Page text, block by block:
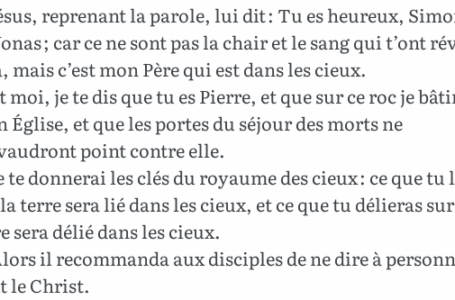
reprenant la parole, lui dit : Tu es heureux,
; car ce ne sont pas la chair et le sang qui t’ont
mais c’est mon Père qui est dans les cieux.
moi, je te dis que tu es Pierre, et que sur ce roc je
Église, et que les portes du séjour des morts ne
point contre elle.
te donnerai les clés du royaume des cieux : ce que tu
terre sera lié dans les cieux, et ce que tu délieras
sera délié dans les cieux.
il recommanda aux disciples de ne dire à
le Christ.